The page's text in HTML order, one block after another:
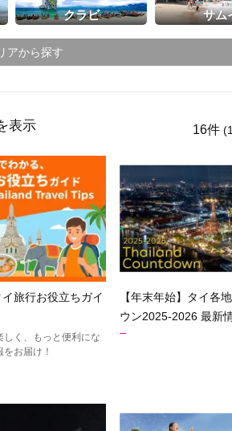
クラビ サム
アから探す
メーホンソーン
ット
パヤオ
ピチット
ナコーンラーチャシ
（コラート）
ムックダーハーン
表示 16件
旅行お役立ちガイ
しく、もっと便利にな
お届け！
【年末年始】タイ各
ウン2025-2026 最新